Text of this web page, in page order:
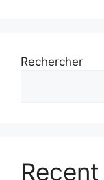
Rechercher